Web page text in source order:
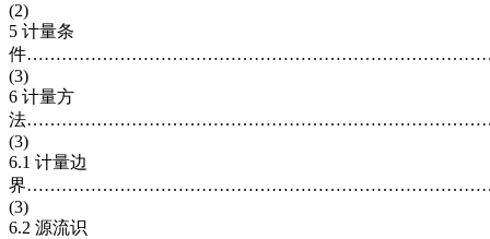
(2)
5 计量条
件
(3)
6 计量方
法
(3)
6.1 计量边
界
(3)
6.2 源流识